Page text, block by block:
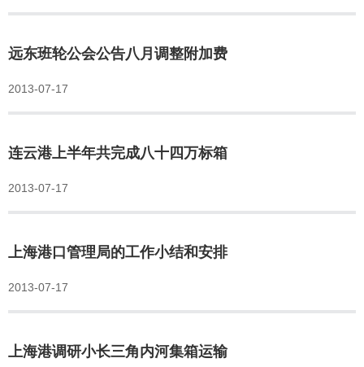
远东班轮公会公告八月调整附加费
2013-07-17
连云港上半年共完成八十四万标箱
2013-07-17
上海港口管理局的工作小结和安排
2013-07-17
上海港调研小长三角内河集箱运输